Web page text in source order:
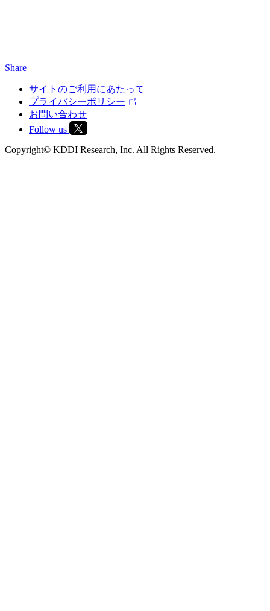
Share
サイトのご利用にあたって
プライバシーポリシー
お問い合わせ
Follow us
Copyright© KDDI Research, Inc. All Rights Reserved.